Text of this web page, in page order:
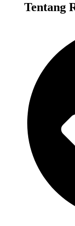
Tentang